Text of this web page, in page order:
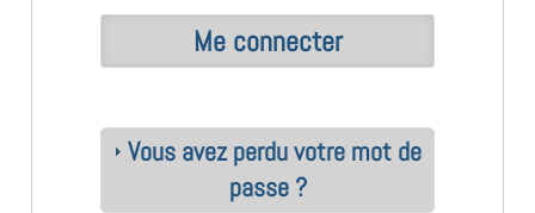
Vous avez perdu votre mot de
passe ?